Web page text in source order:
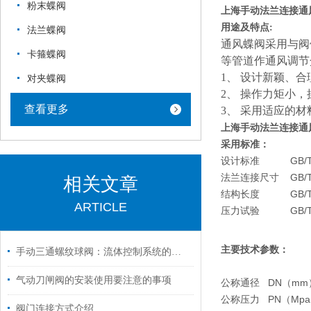
上海手动法兰连接
用途及特点:
通风蝶阀采用与
等管道作通风调
1、
设计新颖、合
2、
操作力矩小，
3、
采用适应的材
上海手动法兰连接
采用标准：
设计标准
GB/
法兰连接尺寸
GB/
结构长度
GB/
压力试验
GB/
主要技术参数 ：
公称通径
DN（mm
公称压力
PN（
粉末蝶阀
法兰蝶阀
卡箍蝶阀
对夹蝶阀
查看更多
相关文章
ARTICLE
手动三通螺纹球阀：流体控制系统的灵活枢纽
气动刀闸阀的安装使用要注意的事项
阀门连接方式介绍